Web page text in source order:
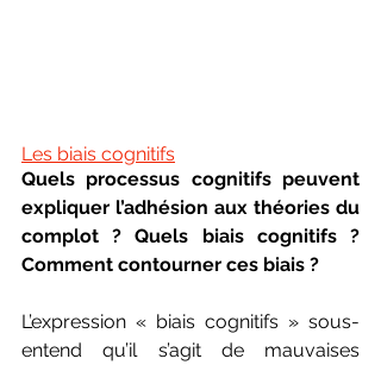
Les biais cognitifs
Quels processus cognitifs peuvent
expliquer l’adhésion aux théories du
complot ? Quels biais cognitifs ?
Comment contourner ces biais ?
L’expression « biais cognitifs » sous-
entend qu’il s’agit de mauvaises